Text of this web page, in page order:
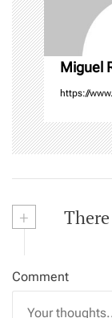
o
n
Miguel
https://
+
Comment